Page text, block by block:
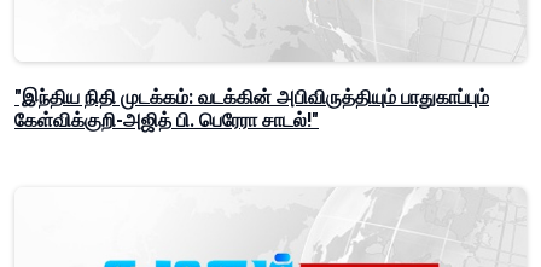
"இந்திய நிதி முடக்கம்: வடக்கின் அபிவிருத்தியும் பாதுகாப்பும்
கேள்விக்குறி-அஜித் பி. பெரேரா சாடல்!"